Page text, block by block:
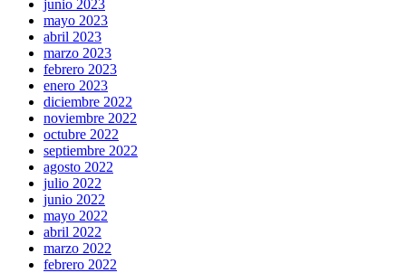
junio 2023
mayo 2023
abril 2023
marzo 2023
febrero 2023
enero 2023
diciembre 2022
noviembre 2022
octubre 2022
septiembre 2022
agosto 2022
julio 2022
junio 2022
mayo 2022
abril 2022
marzo 2022
febrero 2022